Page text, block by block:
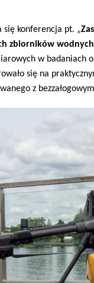
się konferencja pt. „
zbiorników
w badaniach
się na
z